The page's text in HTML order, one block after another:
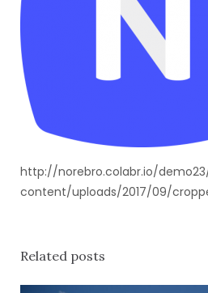
http://norebro.colabr.io/
content/uploads/2017/09/
Related posts